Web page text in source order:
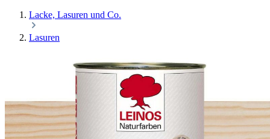
Lacke, Lasuren und Co.
Lasuren